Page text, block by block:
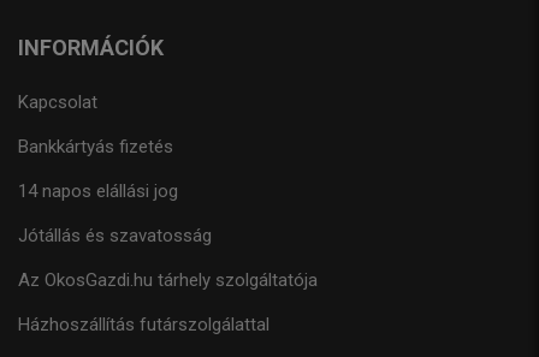
INFORMÁCIÓK
Kapcsolat
Bankkártyás fizetés
14 napos elállási jog
Jótállás és szavatosság
Az OkosGazdi.hu tárhely szolgáltatója
Házhoszállítás futárszolgálattal